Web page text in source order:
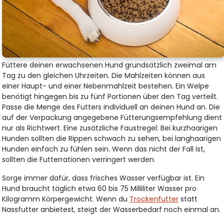
Füttere deinen erwachsenen Hund grundsätzlich zweimal am
Tag zu den gleichen Uhrzeiten. Die Mahlzeiten können aus
einer Haupt- und einer Nebenmahlzeit bestehen. Ein Welpe
benötigt hingegen bis zu fünf Portionen über den Tag verteilt.
Passe die Menge des Futters individuell an deinen Hund an. Die
auf der Verpackung angegebene Fütterungsempfehlung dient
nur als Richtwert. Eine zusätzliche Faustregel: Bei kurzhaarigen
Hunden sollten die Rippen schwach zu sehen, bei langhaarigen
Hunden einfach zu fühlen sein. Wenn das nicht der Fall ist,
sollten die Futterrationen verringert werden.
Sorge immer dafür, dass frisches Wasser verfügbar ist. Ein
Hund braucht täglich etwa 60 bis 75 Milliliter Wasser pro
Kilogramm Körpergewicht. Wenn du Trockenfutter statt
Nassfutter anbietest, steigt der Wasserbedarf noch einmal an.